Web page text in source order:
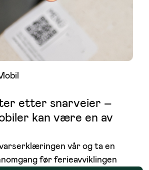
etter snarveier –
kan være en av
vår og ta en
før ferieavviklingen